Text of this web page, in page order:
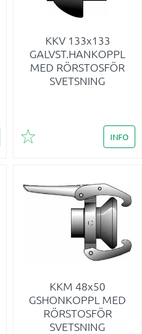
KKV 133x133
GALVST.HANKOPPL
MED RÖRSTOSFÖR
SVETSNING
Lägg till i favoriter
INFO
KKM 48x50
GSHONKOPPL MED
RÖRSTOSFÖR
SVETSNING